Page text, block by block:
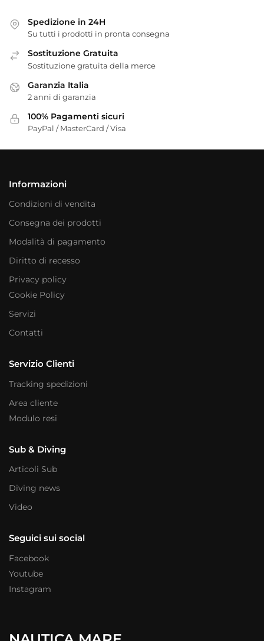
Spedizione in 24H
Su tutti i prodotti in pronta consegna
Sostituzione Gratuita
Sostituzione gratuita della merce
Garanzia Italia
2 anni di garanzia
100% Pagamenti sicuri
PayPal / MasterCard / Visa
Informazioni
Condizioni di vendita
Consegna dei prodotti
Modalità di pagamento
Diritto di recesso
Privacy policy
Cookie Policy
Servizi
Contatti
Servizio Clienti
Tracking spedizioni
Area cliente
Modulo resi
Sub & Diving
Articoli Sub
Diving news
Video
Seguici sui social
Facebook
Youtube
Instagram